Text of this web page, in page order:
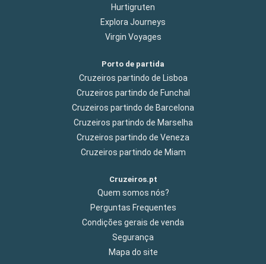
Hurtigruten
Explora Journeys
Virgin Voyages
Porto de partida
Cruzeiros partindo de Lisboa
Cruzeiros partindo de Funchal
Cruzeiros partindo de Barcelona
Cruzeiros partindo de Marselha
Cruzeiros partindo de Veneza
Cruzeiros partindo de Miam
Cruzeiros.pt
Quem somos nós?
Perguntas Frequentes
Condições gerais de venda
Segurança
Mapa do site